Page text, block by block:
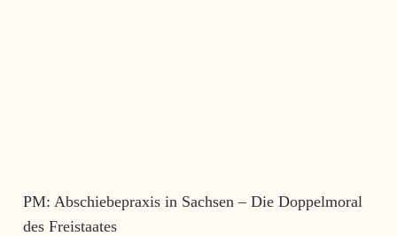
PM: Abschiebepraxis in Sachsen – Die Doppelmoral
des Freistaates